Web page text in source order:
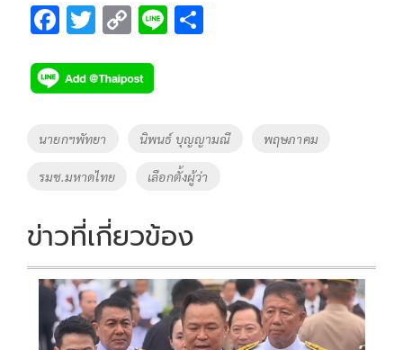
F
e
b
o
o
k
T
tt
er
C
p
y
Li
Li
Tags
นายกฯพัทยา นิพนธ์ บุญญามณี พฤษภาคม
รมช.มหาดไทย เลือกตั้งผู้ว่า
ข่าวที่เกี่ยวข้อง